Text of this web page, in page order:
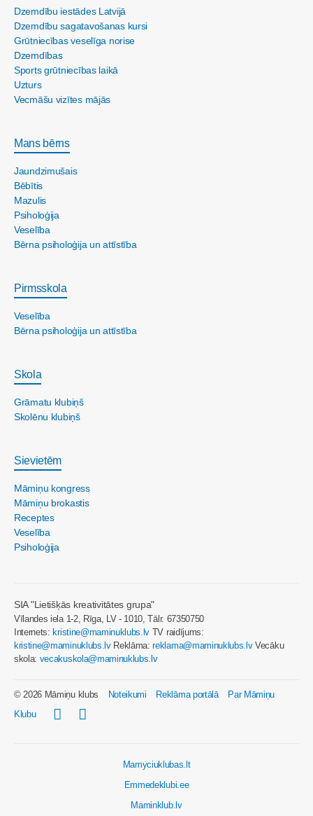
Dzemdību iestādes Latvijā
Dzemdību sagatavošanas kursi
Grūtniecības veselīga norise
Dzemdības
Sports grūtniecības laikā
Uzturs
Vecmāšu vizītes mājās
Mans bērns
Jaundzimušais
Bēbītis
Mazulis
Psiholoģija
Veselība
Bērna psiholoģija un attīstība
Pirmsskola
Veselība
Bērna psiholoģija un attīstība
Skola
Grāmatu klubiņš
Skolēnu klubiņš
Sievietēm
Māmiņu kongress
Māmiņu brokastis
Receptes
Veselība
Psiholoģija
SIA "Lietišķās kreativitātes grupa"
Vīlandes iela 1-2, Rīga, LV - 1010, Tālr. 67350750
Internets: kristine@maminuklubs.lv TV raidījums:
kristine@maminuklubs.lvReklāma:reklama@maminuklubs.lvVecāku
skola: vecakuskola@maminuklubs.lv
© 2026 Māmiņu klubs Noteikumi Reklāma portālā
Par Māmiņu
Klubu
Mamyciuklubas.lt
Emmedeklubi.ee
Maminklub.lv